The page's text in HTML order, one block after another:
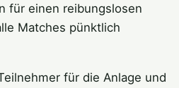
für einen reibungslosen
Matches pünktlich
für die Anlage und